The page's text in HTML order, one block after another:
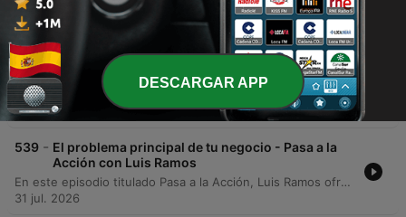
Este episodio explora la incapacidad de pedir ayuda debido al miedo a parecer incompetente, analizando cómo este hábito afecta los resultados y la identidad profesional. Se desmitifica la idea de que la autosuficiencia es una virtud en el trabajo, proponiendo un enfoque hacia la eficiencia. Asimismo, se detallan los cuatro pilares fundamentales para aprender a pedir ayuda de manera profesional, enfatizando que la eficacia reside en el resultado y no en el esfuerzo solitario. El episodio concluye con la promoción de la newsletter 'Pasa a la Acción'.
Wed, 5 Aug 2026 05:00:00 +0000
540 - 📖 Quién, no cómo - Un Resumen de Libros para
Emprendedores
Este episodio explora la filosofía del libro '¿Quién? No ¿Cómo?' de Dan Sullivan y Ben Hardy, que propone dejar de intentar resolver todo individualmente para escalar negocios. A través de ejemplos como Michael Jordan y el emprendedor de sandías, se ilustra cómo delegar en las personas adecuadas permite un crecimiento exponencial frente al esfuerzo propio. Se analiza la transición mental necesaria para superar la procrastinación y aumentar la productividad mediante la delegación de tareas técnicas. El episodio profundiza en la importancia de rodearse de personas que aporten valor, la economía del tiempo y consejos prácticos para identificar tareas que drenan energía, permitiendo al líder enfocarse en su propósito único.
Mon, 3 Aug 2026 05:00:00 +0000
539 - El problema principal de tu negocio - Pasa a la
Acción con Luis Ramos
En este episodio titulado Pasa a la Acción, Luis Ramos ofrece una guía práctica basada en el libro Un paso a la vez de Mike Michalowicz para realizar un diagnóstico empresarial efectivo. El contenido se centra en cómo identificar la necesidad vital de un negocio utilizando la jerarquía de cinco niveles: ventas, beneficios, orden, impacto y legado. El autor presenta un método de cuatro pasos —identificar, señalar, resolver y repetir— junto con una metodología de medición para transformar deseos vagos en objetivos concretos. El objetivo es enseñar a los dueños de negocio a concentrar su energía extra en el eslabón roto más bajo de su estructura, evitando distracciones y asegurando un crecimiento sólido y escalable.
31 jul. 2026
DESCARGAR APP